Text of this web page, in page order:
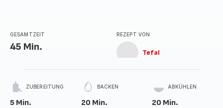
GESAMTZEIT
45 Min.
REZEPT VON
Tefal
ZUBEREITUNG
5 Min.
BACKEN
20 Min.
ABKÜHLEN
20 Min.